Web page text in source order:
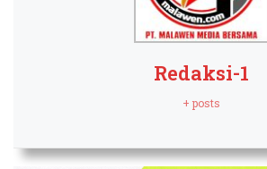
Redaksi-1
+ posts